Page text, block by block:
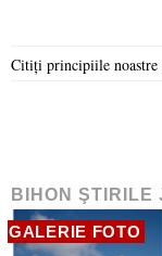
Citiți principiile noastre
BIHON ŞTIRILE
GALERIE FOTO